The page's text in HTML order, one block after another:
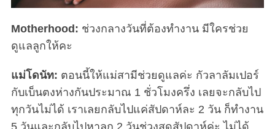
Motherhood: ช่วงกลางวันที่ต้องทำงาน มีใครช่วย
ดูแลลูกให้คะ
แม่โดนัท: ตอนนี้ให้แม่สามีช่วยดูแลค่ะ กัวลาลัมเปอร์
กับเบ็นตงห่างกันประมาณ 1 ชั่วโมงครึ่ง เลยจะกลับไป
ทุกวันไม่ได้ เราเลยกลับไปแค่สัปดาห์ละ 2 วัน ก็ทำงาน